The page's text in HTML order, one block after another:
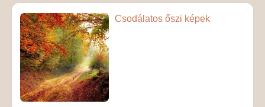
Csodálatos őszi képek